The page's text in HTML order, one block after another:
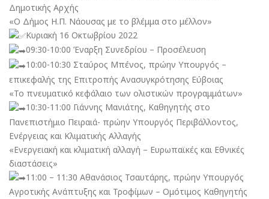
Δημοτικής Αρχής
«Ο Δήμος Η.Π. Νάουσας με το βλέμμα στο μέλλον»
Κυριακή 16 Οκτωβρίου 2022
09:30-10:00 Έναρξη Συνεδρίου – Προσέλευση
10:00-10:30 Σταύρος Μπένος, πρώην Υπουργός –
επικεφαλής της Επιτροπής Ανασυγκρότησης Εύβοιας
«Το πνευματικό κεφάλαιο των ολιστικών προγραμμάτων»
10:30-11:00 Γιάννης Μανιάτης, Καθηγητής στο
Πανεπιστήμιο Πειραιά- πρώην Υπουργός Περιβάλλοντος,
Ενέργειας και Κλιματικής Αλλαγής
«Ενεργειακή και κλιματική αλλαγή – Ευρωπαϊκές και Εθνικές
διαστάσεις»
11:00 – 11:30 Αθανάσιος Τσαυτάρης, πρώην Υπουργός
Αγροτικής Ανάπτυξης και Τροφίμων – Ομότιμος Καθηγητής